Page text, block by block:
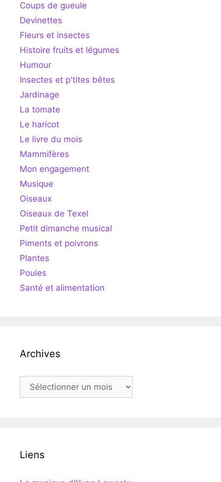
Coups de gueule
Devinettes
Fleurs et insectes
Histoire fruits et légumes
Humour
Insectes et p'tites bêtes
Jardinage
La tomate
Le haricot
Le livre du mois
Mammifères
Mon engagement
Musique
Oiseaux
Oiseaux de Texel
Petit dimanche musical
Piments et poivrons
Plantes
Poules
Santé et alimentation
Archives
Archives
Liens